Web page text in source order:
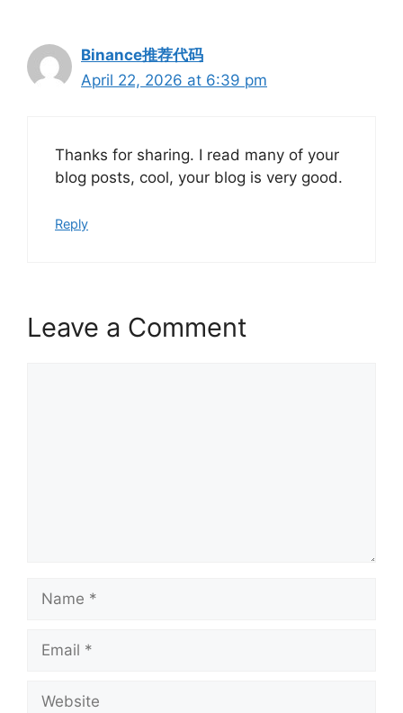
Binance推荐代码
April 22, 2026 at 6:39 pm
Thanks for sharing. I read many of your
blog posts, cool, your blog is very good.
Reply
Leave a Comment
Name
Email
Website